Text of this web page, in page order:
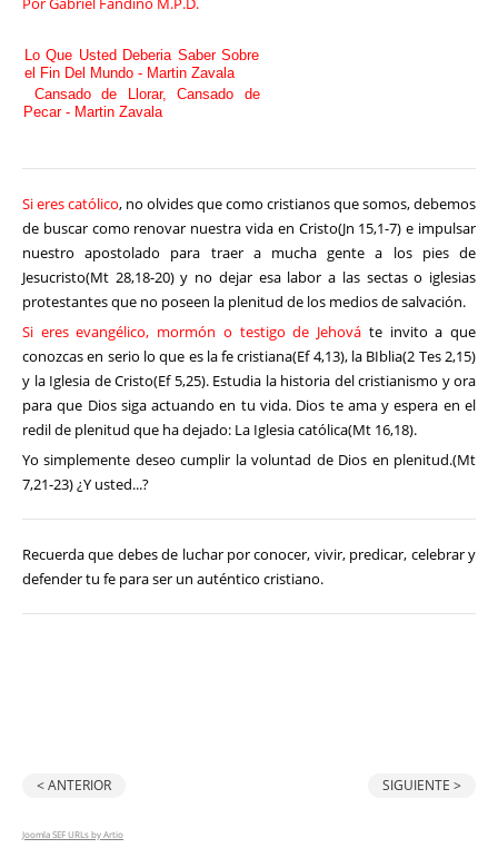
Lo Que Usted Deberia Saber Sobre
el Fin Del Mundo - Martin Zavala
Cansado de Llorar, Cansado de
Pecar - Martin Zavala
Si eres católico, no olvides que como cristianos que somos, debemos
de buscar como renovar nuestra vida en Cristo(Jn 15,1-7) e impulsar
nuestro apostolado para traer a mucha gente a los pies de
Jesucristo(Mt 28,18-20) y no dejar esa labor a las sectas o iglesias
protestantes que no poseen la plenitud de los medios de salvación.
Si eres evangélico, mormón o testigo de Jehová te invito a que
conozcas en serio lo que es la fe cristiana(Ef 4,13), la BIblia(2 Tes 2,15)
y la Iglesia de Cristo(Ef 5,25). Estudia la historia del cristianismo y ora
para que Dios siga actuando en tu vida. Dios te ama y espera en el
redil de plenitud que ha dejado: La Iglesia católica(Mt 16,18).
Yo simplemente deseo cumplir la voluntad de Dios en plenitud.(Mt
7,21-23) ¿Y usted...?
Recuerda que debes de luchar por conocer, vivir, predicar, celebrar y
defender tu fe para ser un auténtico cristiano.
< ANTERIOR SIGUIENTE >
Joomla SEF URLs by Artio